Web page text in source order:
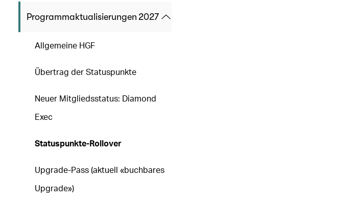
Programmaktualisierungen 2027
Allgemeine HGF
Übertrag der Statuspunkte
Neuer Mitgliedsstatus: Diamond
Exec
Statuspunkte-Rollover
Upgrade-Pass (aktuell «buchbares
Upgrade»)